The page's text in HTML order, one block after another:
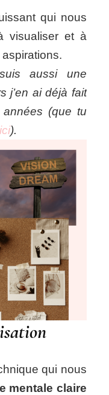
qui nous
visualiser et à
aussi une
j’en ai déjà fait
(que tu
ici).
qui nous
mentale claire